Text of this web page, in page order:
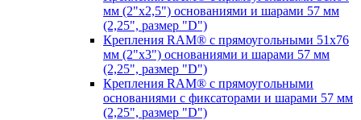
мм (2"х2,5") основаниями и шарами 57 мм
(2,25", размер "D")
Крепления RAM® с прямоугольными 51х76
мм (2"х3") основаниями и шарами 57 мм
(2,25", размер "D")
Крепления RAM® с прямоугольными
основаниями с фиксаторами и шарами 57 мм
(2,25", размер "D")